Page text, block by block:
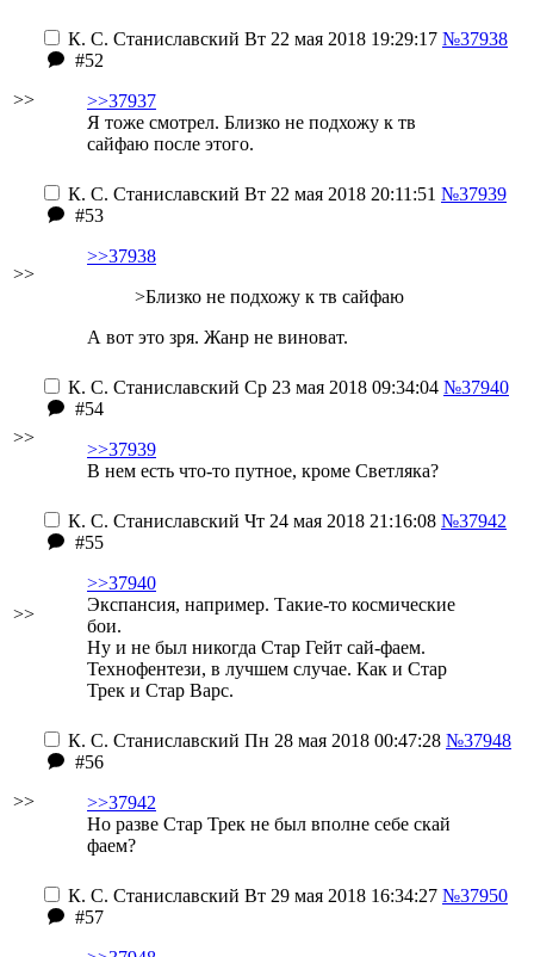
>>
К. С. Станиславский Вт 22 мая 2018 19:29:17 №37938
#52
>>37937
Я тоже смотрел. Близко не подхожу к тв
сайфаю после этого.
>>
К. С. Станиславский Вт 22 мая 2018 20:11:51 №37939
#53
>>37938
>Близко не подхожу к тв сайфаю
А вот это зря. Жанр не виноват.
>>
К. С. Станиславский Ср 23 мая 2018 09:34:04 №37940
#54
>>37939
В нем есть что-то путное, кроме Светляка?
>>
К. С. Станиславский Чт 24 мая 2018 21:16:08 №37942
#55
>>37940
Экспансия, например. Такие-то космические
бои.
Ну и не был никогда Стар Гейт сай-фаем.
Технофентези, в лучшем случае. Как и Стар
Трек и Стар Варс.
>>
К. С. Станиславский Пн 28 мая 2018 00:47:28 №37948
#56
>>37942
Но разве Стар Трек не был вполне себе скай
фаем?
К. С. Станиславский Вт 29 мая 2018 16:34:27 №37950
#57